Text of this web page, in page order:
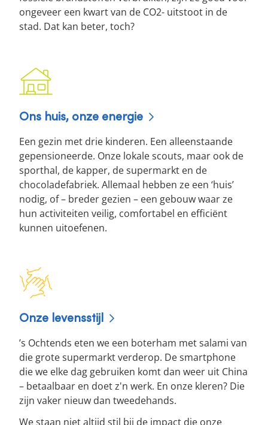
ongeveer een kwart van de CO2- uitstoot in de
stad. Dat kan beter, toch?
Ons huis, onze energie
Een gezin met drie kinderen. Een alleenstaande
gepensioneerde. Onze lokale scouts, maar ook de
sporthal, de kapper, de supermarkt en de
chocoladefabriek. Allemaal hebben ze een ‘huis’
nodig, of – breder gezien – een gebouw waar ze
hun activiteiten veilig, comfortabel en efficiënt
kunnen uitoefenen.
Onze levensstijl
’s Ochtends eten we een boterham met salami van
die grote supermarkt verderop. De smartphone
die we elke dag gebruiken komt dan weer uit China
– betaalbaar en doet z'n werk. En onze kleren? Die
zijn vaker nieuw dan tweedehands.
We staan niet altijd stil bij de impact die onze